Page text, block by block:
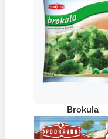
Brokula